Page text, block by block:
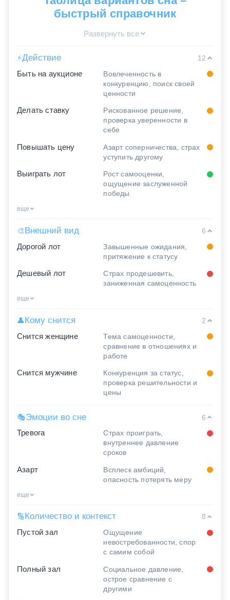
быстрый справочник
Развернуть все
⚡Действие
12
Быть на аукционе
Вовлеченность в
конкуренцию, поиск своей
ценности
Делать ставку
Рискованное решение,
проверка уверенности в
себе
Повышать цену
Азарт соперничества, страх
уступить другому
Выиграть лот
Рост самооценки,
ощущение заслуженной
победы
еще
🎨Внешний вид
6
Дорогой лот
Завышенные ожидания,
притяжение к статусу
Дешевый лот
Страх продешевить,
заниженная самоценность
еще
👤Кому снится
2
Снится женщине
Тема самоценности,
сравнение в отношениях и
работе
Снится мужчине
Конкуренция за статус,
проверка решительности и
цены
🎭Эмоции во сне
6
Тревога
Страх проиграть,
внутреннее давление
сроков
Азарт
Всплеск амбиций,
опасность потерять меру
еще
🔢 Количество и контекст
8
Пустой зал
Ощущение
невостребованности, спор
с самим собой
Полный зал
Социальное давление,
острое сравнение с
другими